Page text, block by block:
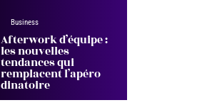
Business
Afterwork d’équipe :
les nouvelles
tendances qui
remplacent l’apéro
dinatoire